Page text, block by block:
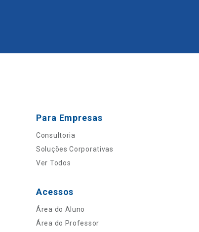
Para Empresas
Consultoria
Soluções Corporativas
Ver Todos
Acessos
Área do Aluno
Área do Professor